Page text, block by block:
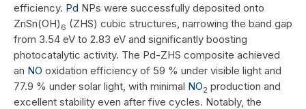
efficiency. Pd NPs were successfully deposited onto
ZnSn(OH) 6 (ZHS) cubic structures, narrowing the band gap
from 3.54 eV to 2.83 eV and significantly boosting
photocatalytic activity. The Pd-ZHS composite achieved
an NO oxidation efficiency of 59 % under visible light and
77.9 % under solar light, with minimal NO2 production and
excellent stability even after five cycles. Notably, the